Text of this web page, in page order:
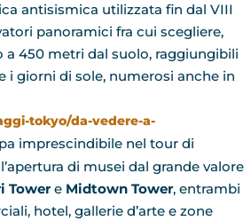
antisismica utilizzata fin dal VIII
panoramici fra cui scegliere,
a 450 metri dal suolo, raggiungibili
i giorni di sole, numerosi anche in
tokyo/da-vedere-a-
imprescindibile nel tour di
di musei dal grande valore
Towere Midtown Tower, entrambi
hotel, gallerie d’arte e zone